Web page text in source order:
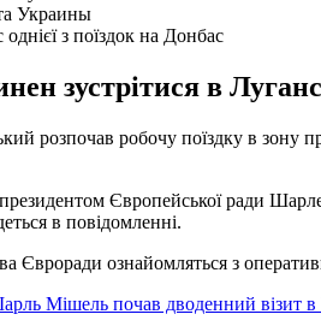
Украины
з поїздок на Донбас
зустрітися в
розпочав робочу поїздку в зону
президентом Європейської ради
в повідомленні.
Євроради ознайомляться з
Мішель почав дводенний візит в